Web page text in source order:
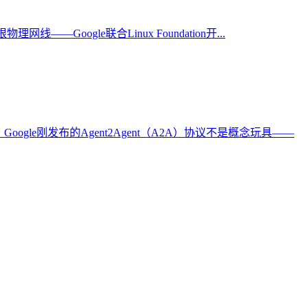
物理网线——Google联合Linux Foundation开...
刚发布的Agent2Agent（A2A）协议不是概念玩具——